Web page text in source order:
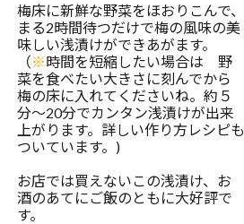
梅床に新鮮な野菜をほおりこんで、
まる2時間待つだけで梅の風味の美
味しい浅漬けができあがます。
（※時間を短縮したい場合は 野
菜を食べたい大きさに刻んでから
梅の床に入れてくださいね。約５
分～20分でカンタン浅漬けが出来
上がります。詳しい作り方レシピも
ついています。)
お店では買えないこの浅漬け、お
酒のあてにご飯のともに大好評で
す。